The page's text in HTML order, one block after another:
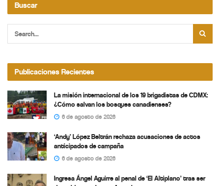
Buscar
Publicaciones Recientes
La misión internacional de los 19 brigadistas de CDMX:
¿Cómo salvan los bosques canadienses?
6 de agosto de 2026
‘Andy’ López Beltrán rechaza acusaciones de actos
anticipados de campaña
6 de agosto de 2026
Ingresa Ángel Aguirre al penal de ‘El Altiplano’ tras ser